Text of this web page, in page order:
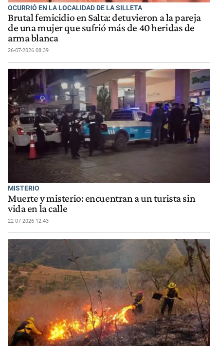
OCURRIÓ EN LA LOCALIDAD DE LA SILLETA
Brutal femicidio en Salta: detuvieron a la pareja
de una mujer que sufrió más de 40 heridas de
arma blanca
26-07-2026 08:39
MISTERIO
Muerte y misterio: encuentran a un turista sin
vida en la calle
22-07-2026 12:43